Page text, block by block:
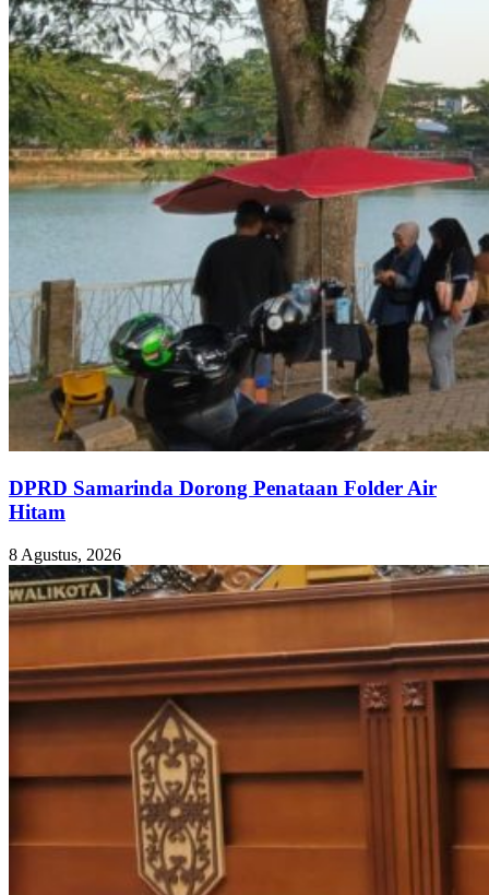
DPRD Samarinda Dorong Penataan Folder Air
Hitam
8 Agustus, 2026